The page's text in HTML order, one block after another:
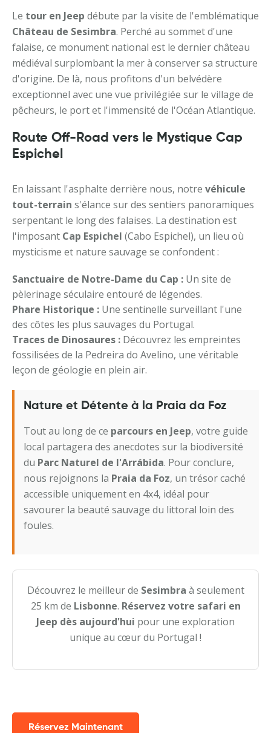
Le tour en Jeep débute par la visite de l'emblématique
Château de Sesimbra. Perché au sommet d'une
falaise, ce monument national est le dernier château
médiéval surplombant la mer à conserver sa structure
d'origine. De là, nous profitons d'un belvédère
exceptionnel avec une vue privilégiée sur le village de
pêcheurs, le port et l'immensité de l'Océan Atlantique.
Route Off-Road vers le Mystique Cap
Espichel
En laissant l'asphalte derrière nous, notre véhicule
tout-terrain s'élance sur des sentiers panoramiques
serpentant le long des falaises. La destination est
l'imposant Cap Espichel (Cabo Espichel), un lieu où
mysticisme et nature sauvage se confondent :
Sanctuaire de Notre-Dame du Cap : Un site de
pèlerinage séculaire entouré de légendes.
Phare Historique : Une sentinelle surveillant l'une
des côtes les plus sauvages du Portugal.
Traces de Dinosaures : Découvrez les empreintes
fossilisées de la Pedreira do Avelino, une véritable
leçon de géologie en plein air.
Nature et Détente à la Praia da Foz
Tout au long de ce parcours en Jeep, votre guide
local partagera des anecdotes sur la biodiversité
du Parc Naturel de l'Arrábida. Pour conclure,
nous rejoignons la Praia da Foz, un trésor caché
accessible uniquement en 4x4, idéal pour
savourer la beauté sauvage du littoral loin des
foules.
Découvrez le meilleur de Sesimbra à seulement
25 km de Lisbonne. Réservez votre safari en
Jeep dès aujourd'hui pour une exploration
unique au cœur du Portugal !
Réservez Maintenant